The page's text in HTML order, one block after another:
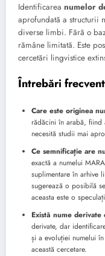
Identificarea numelor
aprofundată a structurii
diverse limbi. Fără o
rămâne limitată. Este
cercetări lingvistice
Întrebări
Care este originea
rădăcini în arabă,
necesită studii mai
Ce semnificație are
exactă a numelui
suplimentare în arhive
sugerează o posibilă
aceasta este o
Există nume
derivate, dar
și a evoluției numelui
această cercetare.